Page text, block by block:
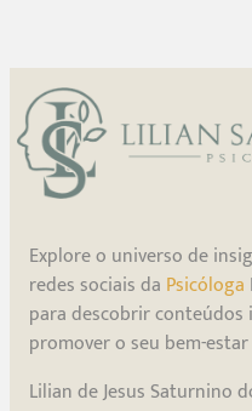
Explore o universo de
redes sociais da Psicóloga
para descobrir conteúdos
promover o seu bem-
Lilian de Jesus Saturnino